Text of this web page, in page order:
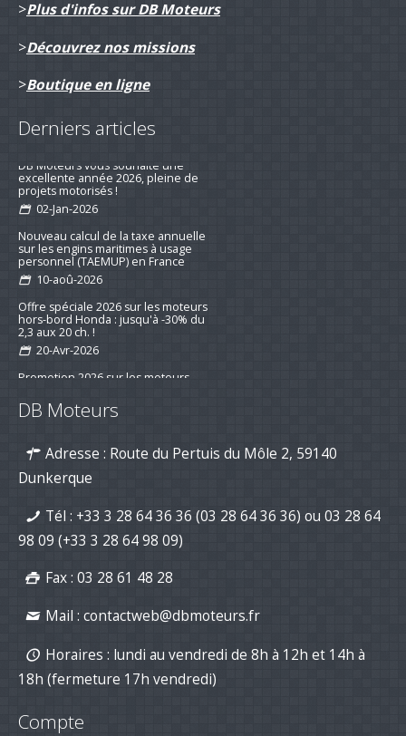
>Plus d'infos sur DB Moteurs
>Découvrez nos missions
>Boutique en ligne
Derniers articles
DB Moteurs vous souhaite une
excellente année 2026, pleine de
projets motorisés !
02-Jan-2026
Nouveau calcul de la taxe annuelle
sur les engins maritimes à usage
personnel (TAEMUP) en France
10-aoû-2026
Offre spéciale 2026 sur les moteurs
hors-bord Honda : jusqu'à -30% du
2,3 aux 20 ch. !
20-Avr-2026
gamme 2,5 au 30 chevaux !
Préparez la saison 2026 : jusqu’à -15
moteurs de bateau
Nouvelle série "Stealth Line" chez
Suzuki Marine : Disponible dès
maintenant avec DB Moteurs !
26-Jan-2026
DB Moteurs
Adresse : Route du Pertuis du Môle 2, 59140
Dunkerque
Tél : +33 3 28 64 36 36 (03 28 64 36 36) ou 03 28 64
98 09 (+33 3 28 64 98 09)
Fax : 03 28 61 48 28
Mail : contactweb@dbmoteurs.fr
Horaires : lundi au vendredi de 8h à 12h et 14h à
18h (fermeture 17h vendredi)
Compte